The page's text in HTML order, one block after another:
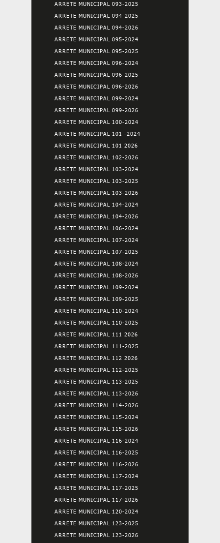
ARRETE MUNICIPAL 093-2025
ARRETE MUNICIPAL 094-2025
ARRETE MUNICIPAL 094-2026
ARRETE MUNICIPAL 095-2024
ARRETE MUNICIPAL 095-2025
ARRETE MUNICIPAL 096-2024
ARRETE MUNICIPAL 096-2025
ARRETE MUNICIPAL 096-2026
ARRETE MUNICIPAL 099-2024
ARRETE MUNICIPAL 099-2026
ARRETE MUNICIPAL 100-2024
ARRETE MUNICIPAL 101 -2024
ARRETE MUNICIPAL 101 2026
ARRETE MUNICIPAL 102-2026
ARRETE MUNICIPAL 103-2024
ARRETE MUNICIPAL 103-2025
ARRETE MUNICIPAL 103-2026
ARRETE MUNICIPAL 104-2024
ARRETE MUNICIPAL 104-2026
ARRETE MUNICIPAL 106-2024
ARRETE MUNICIPAL 107-2024
ARRETE MUNICIPAL 107-2025
ARRETE MUNICIPAL 108-2024
ARRETE MUNICIPAL 108-2026
ARRETE MUNICIPAL 109-2024
ARRETE MUNICIPAL 109-2025
ARRETE MUNICIPAL 110-2024
ARRETE MUNICIPAL 110-2025
ARRETE MUNICIPAL 111 2026
ARRETE MUNICIPAL 111-2025
ARRETE MUNICIPAL 112 2026
ARRETE MUNICIPAL 112-2025
ARRETE MUNICIPAL 113-2025
ARRETE MUNICIPAL 113-2026
ARRETE MUNICIPAL 114-2026
ARRETE MUNICIPAL 115-2024
ARRETE MUNICIPAL 115-2026
ARRETE MUNICIPAL 116-2024
ARRETE MUNICIPAL 116-2025
ARRETE MUNICIPAL 116-2026
ARRETE MUNICIPAL 117-2024
ARRETE MUNICIPAL 117-2025
ARRETE MUNICIPAL 117-2026
ARRETE MUNICIPAL 120-2024
ARRETE MUNICIPAL 123-2025
ARRETE MUNICIPAL 123-2026